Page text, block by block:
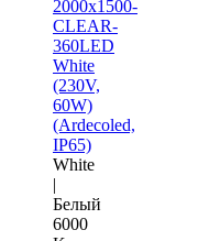
2000x1500-
CLEAR-
360LED
White
(230V,
60W)
(Ardecoled,
IP65)
White
|
Белый
6000